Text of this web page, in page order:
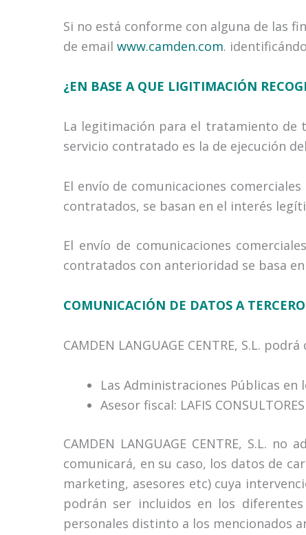
Si no está conforme con alguna de las
de email www.camden.com.
¿EN BASE A QUE LIGITIMACIÓN
La legitimación para el tratamiento de
servicio contratado es la de ejecución
El envío de comunicaciones
contratados, se basan en el interés
El envío de comunicaciones
contratados con anterioridad se basa
COMUNICACIÓN DE DATOS A
CAMDEN LANGUAGE CENTRE, S.L.
Las Administraciones Públicas
Asesor fiscal: LAFIS
CAMDEN LANGUAGE CENTRE, S.L.
comunicará, en su caso, los datos de
marketing, asesores etc) cuya
podrán ser incluidos en los diferentes
personales distinto a los mencionados